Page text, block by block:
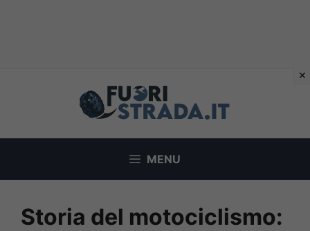
MENU
Storia del motociclismo: